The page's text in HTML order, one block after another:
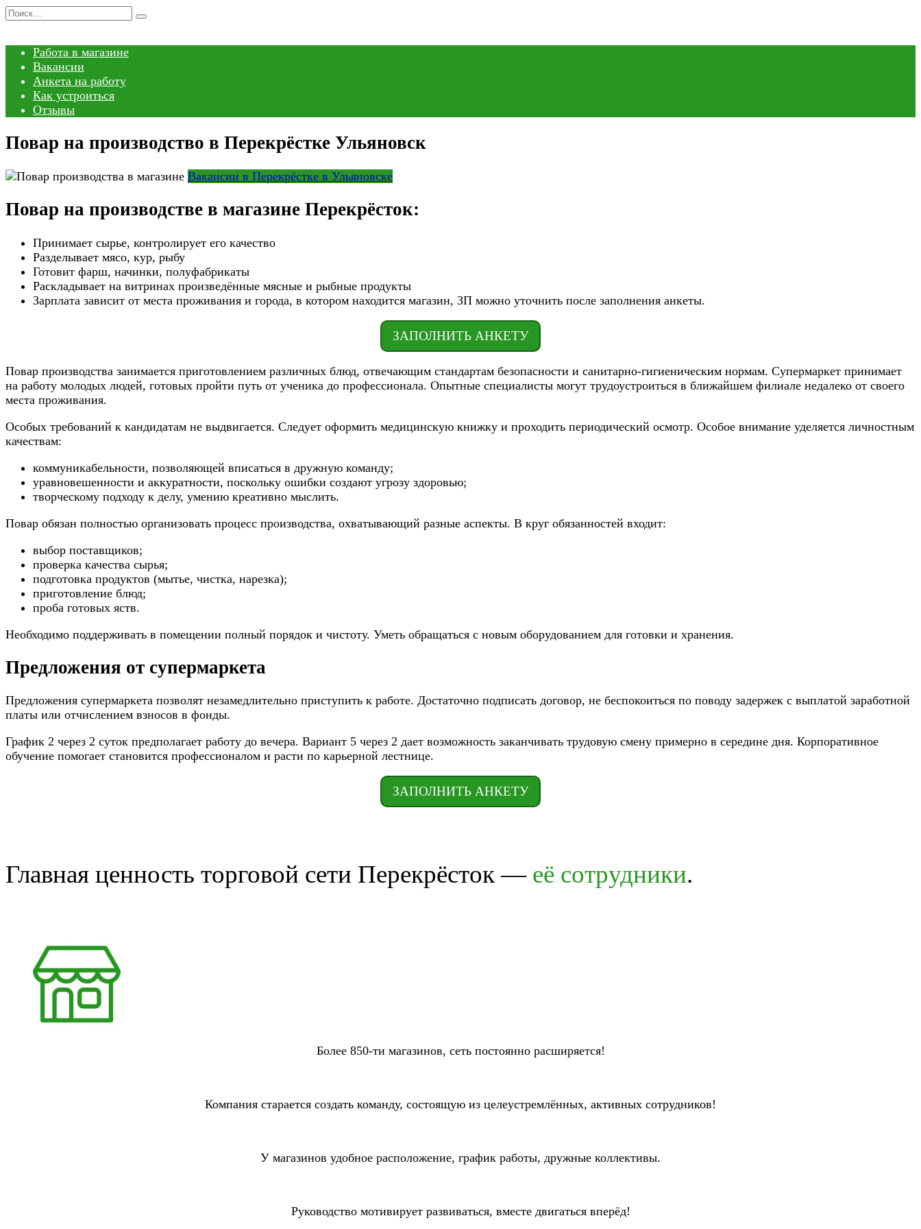
Перейти
Search
Работа в магазине
Вакансии
Анкета на работу
Как устроиться
Отзывы
Повар на производство в Перекрёстке Ульяновск
Вакансии в Перекрёстке в Ульяновске
Повар на производстве в магазине Перекрёсток:
Принимает сырье, контролирует его качество
Разделывает мясо, кур, рыбу
Готовит фарш, начинки, полуфабрикаты
Раскладывает на витринах произведённые мясные и рыбные продукты
Зарплата зависит от места проживания и города, в котором находится магазин, ЗП можно уточнить после заполнения анкеты.
ЗАПОЛНИТЬ АНКЕТУ
Повар производства занимается приготовлением различных блюд, отвечающим стандартам безопасности и санитарно-гигиеническим нормам. Супермаркет принимает
на работу молодых людей, готовых пройти путь от ученика до профессионала. Опытные специалисты могут трудоустроиться в ближайшем филиале недалеко от своего
места проживания.
Особых требований к кандидатам не выдвигается. Следует оформить медицинскую книжку и проходить периодический осмотр. Особое внимание уделяется личностным
качествам:
коммуникабельности, позволяющей вписаться в дружную команду;
уравновешенности и аккуратности, поскольку ошибки создают угрозу здоровью;
творческому подходу к делу, умению креативно мыслить.
Повар обязан полностью организовать процесс производства, охватывающий разные аспекты. В круг обязанностей входит:
выбор поставщиков;
проверка качества сырья;
подготовка продуктов (мытье, чистка, нарезка);
приготовление блюд;
проба готовых яств.
Необходимо поддерживать в помещении полный порядок и чистоту. Уметь обращаться с новым оборудованием для готовки и хранения.
Предложения от супермаркета
Предложения супермаркета позволят незамедлительно приступить к работе. Достаточно подписать договор, не беспокоиться по поводу задержек с выплатой заработной
платы или отчислением взносов в фонды.
График 2 через 2 суток предполагает работу до вечера. Вариант 5 через 2 дает возможность заканчивать трудовую смену примерно в середине дня. Корпоративное
обучение помогает становится профессионалом и расти по карьерной лестнице.
ЗАПОЛНИТЬ АНКЕТУ
Главная ценность торговой сети Перекрёсток — её сотрудники.
Более 850-ти магазинов, сеть постоянно расширяется!
Компания старается создать команду, состоящую из целеустремлённых, активных сотрудников!
У магазинов удобное расположение, график работы, дружные коллективы.
Руководство мотивирует развиваться, вместе двигаться вперёд!